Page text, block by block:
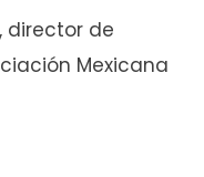
director de
Mexicana